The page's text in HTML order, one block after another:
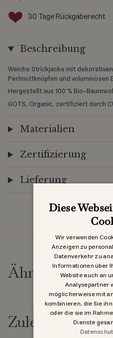
30 Tage Rückgaberecht
Beschreibung
Weiche Strickjacke mit
Perlmuttknöpfen und voluminösen
Hergestellt aus 100 % Bio-
GOTS, Organic, zertifiziert durch
Materialien
Zertifizierung
Lieferung
Ähnliche
Zuletzt
Diese
Wir verwenden
Anzeigen zu
Datenverkehr zu
Informationen über
Website auch an
Analysepartner
möglicherweise mit
kombinieren, die Sie
oder die sie im
Dienste